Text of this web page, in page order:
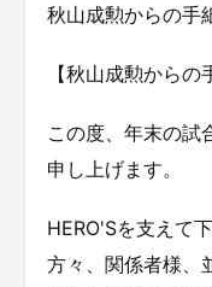
秋山成勲からの手
【秋山成勲からの
この度、年末の試
申し上げます。
HERO'Sを支えて
方々、関係者様、